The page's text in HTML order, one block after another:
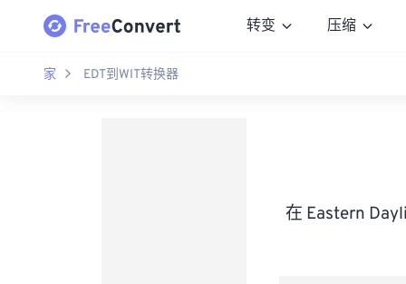
转变 压缩
家 EDT到WIT转换器
在 Eastern